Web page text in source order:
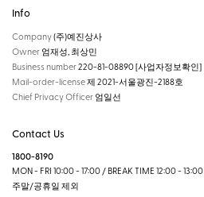
Info
Company(주)예진상사
Owner 엄재성, 최상민
Business number220-81-08890[사업자정보확인]
Mail-order-license제 2021-서울광진-2188호
Chief Privacy Officer 엄일선
Contact Us
1800-8190
MON - FRI 10:00 - 17:00 / BREAK TIME 12:00 - 13:00
주말/공휴일 제외